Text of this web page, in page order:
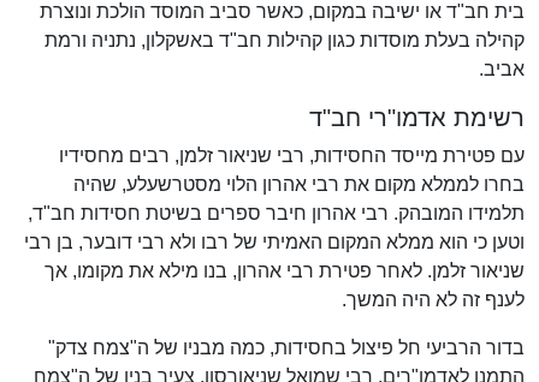
בית חב"ד או ישיבה במקום, כאשר סביב המוסד הולכת ונוצרת
קהילה בעלת מוסדות כגון קהילות חב"ד באשקלון, נתניה ורמת
אביב.
רשימת אדמו"רי חב"ד
עם פטירת מייסד החסידות, רבי שניאור זלמן, רבים מחסידיו
בחרו לממלא מקום את רבי אהרון הלוי מסטרשעלע, שהיה
תלמידו המובהק. רבי אהרון חיבר ספרים בשיטת חסידות חב"ד,
וטען כי הוא ממלא המקום האמיתי של רבו ולא רבי דובער, בן רבי
שניאור זלמן. לאחר פטירת רבי אהרון, בנו מילא את מקומו, אך
לענף זה לא היה המשך.
בדור הרביעי חל פיצול בחסידות, כמה מבניו של ה"צמח צדק"
התמנו לאדמו"רים. רבי שמואל שניאורסון, צעיר בניו של ה"צמח